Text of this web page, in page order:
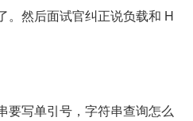
。然后面试官纠正说负载和 H
要写单引号，字符串查询怎么